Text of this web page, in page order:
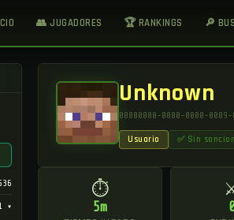
👥 JUGADORES 🏆 RANKINGS 🔎
▾
Unknown
00000000-0000-0000-
Usuario ✅ Sin
⏱
5m